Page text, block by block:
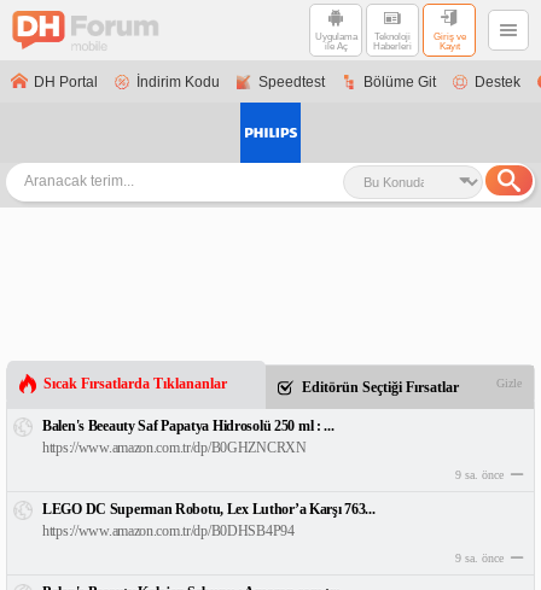
Uygulama
ile Aç
Teknoloji
Haberleri
Giriş ve
Kayıt
DH Portal İndirim Kodu Speedtest Bölüme Git Destek
Sıcak Fırsatlarda Tıklananlar Editörün Seçtiği Fırsatlar Gizle
Balen's Beeauty Saf Papatya Hidrosolü 250 ml : ...
https://www.amazon.com.tr/dp/B0GHZNCRXN
9 sa. önce
LEGO DC Superman Robotu, Lex Luthor’a Karşı 763...
https://www.amazon.com.tr/dp/B0DHSB4P94
9 sa. önce